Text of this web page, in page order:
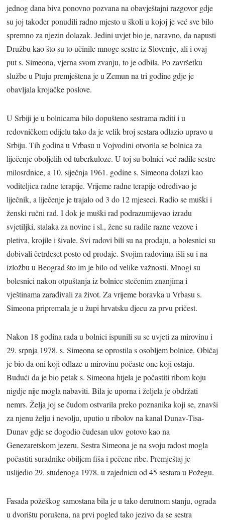
jednog dana biva ponovno pozvana na obavještajni razgovor gdje
su joj također ponudili radno mjesto u školi u kojoj je već sve bilo
spremno za njezin dolazak. Jedini uvjet bio je, naravno, da napusti
Družbu kao što su to učinile mnoge sestre iz Slovenije, ali i ovaj
put s. Simeona, vjerna svom zvanju, to je odbila. Po završetku
službe u Ptuju premještena je u Zemun na tri godine gdje je
obavljala krojačke poslove.
U Srbiji je u bolnicama bilo dopušteno sestrama raditi i u
redovničkom odijelu tako da je velik broj sestara odlazio upravo u
Srbiju. Tih godina u Vrbasu u Vojvodini otvorila se bolnica za
liječenje oboljelih od tuberkuloze. U toj su bolnici već radile sestre
milosrdnice, a 10. siječnja 1961. godine s. Simeona dolazi kao
voditeljica radne terapije. Vrijeme radne terapije određivao je
liječnik, a liječenje je trajalo od 3 do 12 mjeseci. Radio se muški i
ženski ručni rad. I dok je muški rad podrazumijevao izradu
svjetiljki, stalaka za novine i sl., žene su radile razne vezove i
pletiva, krojile i šivale. Svi radovi bili su na prodaju, a bolesnici su
dobivali četrdeset posto od prodaje. Svojim radovima išli su i na
izložbu u Beograd što im je bilo od velike važnosti. Mnogi su
bolesnici nakon otpuštanja iz bolnice stečenim znanjima i
vještinama zarađivali za život. Za vrijeme boravka u Vrbasu s.
Simeona pripremala je u župi hrvatsku djecu za prvu pričest.
Nakon 18 godina rada u bolnici ispunili su se uvjeti za mirovinu i
29. srpnja 1978. s. Simeona se oprostila s osobljem bolnice. Običaj
je bio da oni koji odlaze u mirovinu počaste one koji ostaju.
Budući da je bio petak s. Simeona htjela je počastiti ribom koju
nigdje nije mogla nabaviti. Bila je uporna i željela je obdržati
nemrs. Želja joj se čudom ostvarila preko poznanika koji se, znavši
za njenu želju i nevolju, uputio u ribolov na kanal Dunav-Tisa-
Dunav gdje se dogodio čudesan ulov gotovo kao na
Genezaretskom jezeru. Sestra Simeona je na svoju radost mogla
počastiti suradnike obiljem fiša i pečene ribe. Premještaj je
uslijedio 29. studenoga 1978. u zajednicu od 45 sestara u Požegu.
Fasada požeškog samostana bila je u tako derutnom stanju, ograda
u dvorištu porušena, na prvi pogled tako jezivo da se sestra